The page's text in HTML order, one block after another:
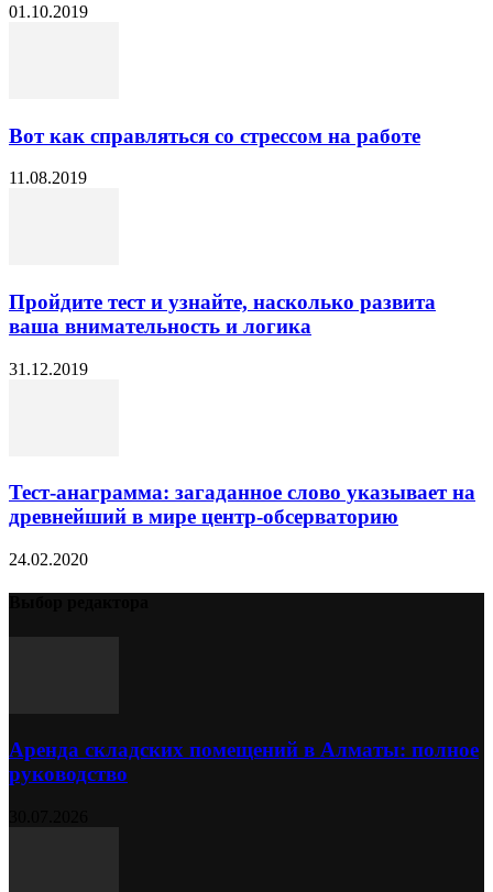
01.10.2019
Вот как справляться со стрессом на работе
11.08.2019
Пройдите тест и узнайте, насколько развита
ваша внимательность и логика
31.12.2019
Тест-анаграмма: загаданное слово указывает на
древнейший в мире центр-обсерваторию
24.02.2020
Аренда складских помещений в Алматы: полное
руководство